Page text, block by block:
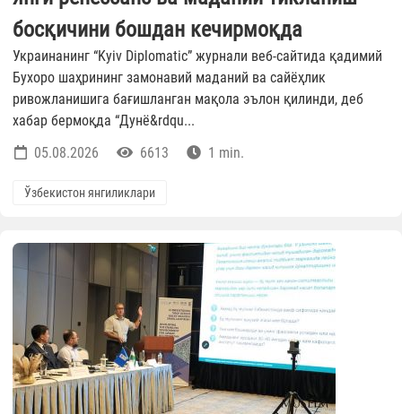
босқичини бошдан кечирмоқда
Украинанинг “Kyiv Diplomatic” журнали веб-сайтида қадимий
Бухоро шаҳрининг замонавий маданий ва сайёҳлик
ривожланишига бағишланган мақола эълон қилинди, деб
хабар бермоқда “Дунё&rdqu...
05.08.2026
6613 1 min.
Ўзбекистон янгиликлари